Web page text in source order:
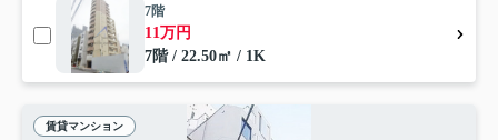
7階
11万円
7階 / 22.50㎡ / 1K
賃貸マンション